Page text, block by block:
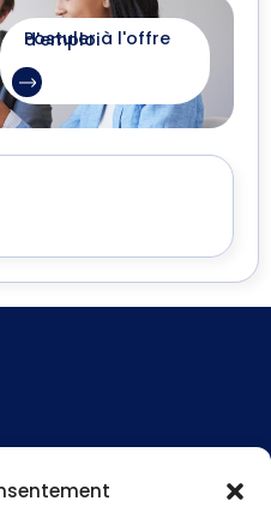
Postuler à l'offre d'emploi